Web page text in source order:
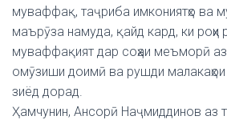
муваффақ, таҷриба имкониятҳо ва
маърӯза намуда, қайд кард, ки роҳи
муваффақият дар соҳаи меъморӣ
омӯзиши доимӣ ва рушди
зиёд дорад.
Ҳамчунин, Ансорӣ Наҷмиддинов аз